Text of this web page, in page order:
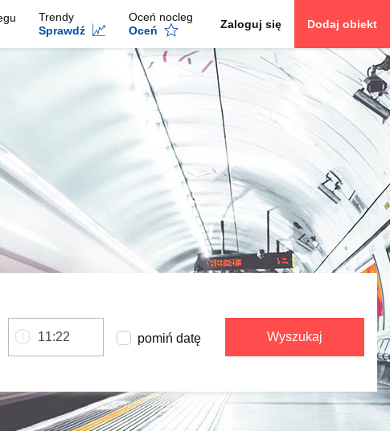
Trendy
Sprawdź
Oceń nocleg
Oceń
Zaloguj się Dodaj obiekt
pomiń datę Wyszukaj